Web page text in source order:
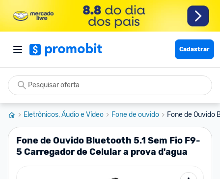
Cadastrar
Eletrônicos, Áudio e Vídeo Fone de ouvido Fone de Ouvido
Fone de Ouvido Bluetooth 5.1 Sem Fio F9-
5 Carregador de Celular a prova d'agua